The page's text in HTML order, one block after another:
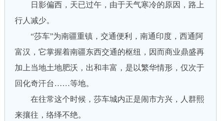
日影偏西，天已过午，由于天气寒冷的原因，路上
行人减少。
“莎车”为南疆重镇，交通便利，南通印度，西通阿
富汉，它掌握着南疆东西交通的枢纽，因而商业鼎盛再
加上当地土地肥沃，出和丰富，是以繁华情形，仅次于
回化奇汗台……等地。
在往常这个时候，莎车城内正是闹市方兴，人群熙
来攘往，络绎不绝。